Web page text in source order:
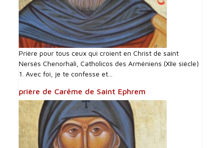
Prière pour tous ceux qui croient en Christ de saint
Nersès Chenorhali, Catholicos des Arméniens (XIIe siècle)
1. Avec foi, je te confesse et...
prière de Carême de Saint Ephrem